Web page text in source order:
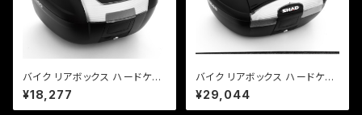
バイク リアボックス ハードケー
ス SHAD SH40 リアボックス
無塗装ブラック
¥18,277
バイク リアボックス ハードケー
ス SHAD SH45 リアボックス
無塗装ブラック
¥29,044